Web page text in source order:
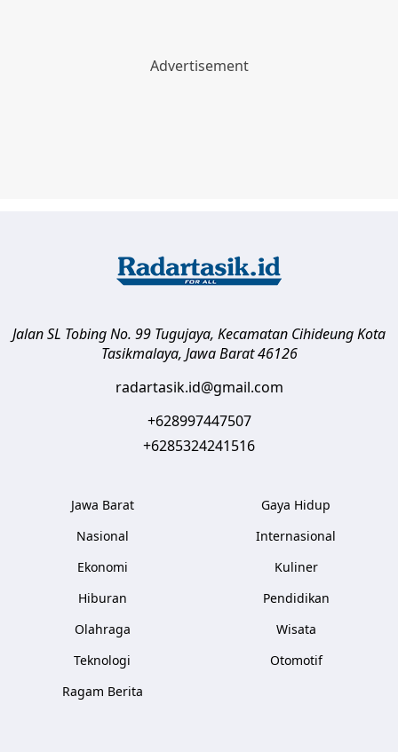
Jalan SL Tobing No. 99 Tugujaya, Kecamatan CihideungKota
Tasikmalaya, Jawa Barat 46126
radartasik.id@gmail.com
+628997447507
+6285324241516
Jawa Barat
Nasional
Ekonomi
Hiburan
Olahraga
Teknologi
Ragam Berita
Gaya Hidup
Internasional
Kuliner
Pendidikan
Wisata
Otomotif